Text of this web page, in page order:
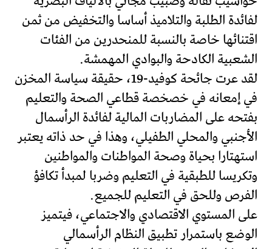
لفائدة الطلبة والتلاميذ أساسا والتخفيض من ثمن
اقتنائها خاصة بالنسبة للمنحدرين من الفئات
الشعبية الكادحة والبوادي المهمشة.
لقد عرت جائحة كوفيد-19، حقيقة سياسة المخزن
في إمعانه في خصخصة قطاعي الصحة والتعليم
بفتحه على المضاربات المالية لفائدة الرأسمال
الأجنبي والمحلي الطفيلي، وهذا في حد ذاته يعتبر
استهتارا بحياة وصحة المواطنات والمواطنين
وتكريسا للطبقية في التعليم وضربا لمبدأ تكافؤ
الفرص وللحق في التعليم للجميع.
على المستوي الاقتصادي والاجتماعي، فيتميز
الوضع باستمرار تطبيق النظام الرأسمالي